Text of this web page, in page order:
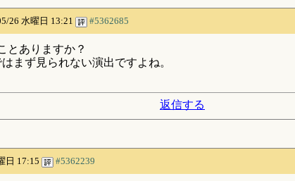
26 水曜日 13:21 #5362685
とありますか？
まず見られない演出ですよね。
返信する
日 17:15 #5362239